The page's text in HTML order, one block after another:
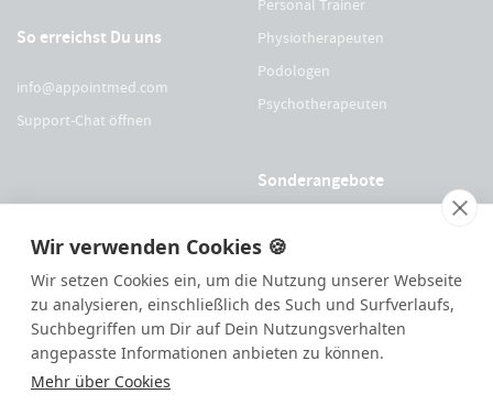
Wir verwenden Cookies 🍪
Wir setzen Cookies ein, um die Nutzung unserer Webseite
zu analysieren, einschließlich des Such und Surfverlaufs,
Suchbegriffen um Dir auf Dein Nutzungsverhalten
angepasste Informationen anbieten zu können.
Mehr über Cookies
So erreichst Du uns
info@appointmed.com
Support-Chat öffnen
Personal Trainer
Physiotherapeuten
Podologen
Psychotherapeuten
Sonderangebote
Für OEGO Mitglieder
Für VDOE Mitglieder